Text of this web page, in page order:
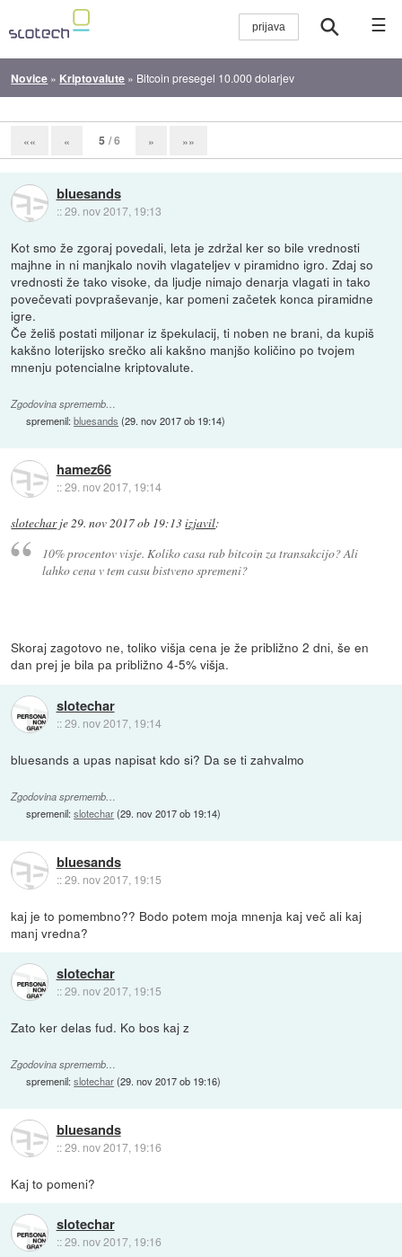
☰
Novice » Kriptovalute » Bitcoin presegel 10.000 dolarjev
«« « 5 / 6 » »»
bluesands
::29. nov 2017, 19:13
Kot smo že zgoraj povedali, leta je zdržal ker so bile vrednosti
majhne in ni manjkalo novih vlagateljev v piramidno igro. Zdaj so
vrednosti že tako visoke, da ljudje nimajo denarja vlagati in tako
povečevati povpraševanje, kar pomeni začetek konca piramidne
igre.
Če želiš postati miljonar iz špekulacij, ti noben ne brani, da kupiš
kakšno loterijsko srečko ali kakšno manjšo količino po tvojem
mnenju potencialne kriptovalute.
Zgodovina sprememb…
spremenil:bluesands (29. nov 2017 ob 19:14)
hamez66
::29. nov 2017, 19:14
slotecharje29. nov 2017 ob 19:13izjavil:
10% procentov visje. Koliko casa rab bitcoin za transakcijo? Ali
lahko cena v tem casu bistveno spremeni?
Skoraj zagotovo ne, toliko višja cena je že približno 2 dni, še en
dan prej je bila pa približno 4-5% višja.
slotechar
::29. nov 2017, 19:14
bluesands a upas napisat kdo si? Da se ti zahvalmo
Zgodovina sprememb…
spremenil:slotechar(29. nov 2017 ob 19:14)
bluesands
::29. nov 2017, 19:15
kaj je to pomembno?? Bodo potem moja mnenja kaj več ali kaj
manj vredna?
slotechar
::29. nov 2017, 19:15
Zato ker delas fud. Ko bos kaj z
Zgodovina sprememb…
spremenil:slotechar(29. nov 2017 ob 19:16)
bluesands
::29. nov 2017, 19:16
Kaj to pomeni?
slotechar
::29. nov 2017, 19:16